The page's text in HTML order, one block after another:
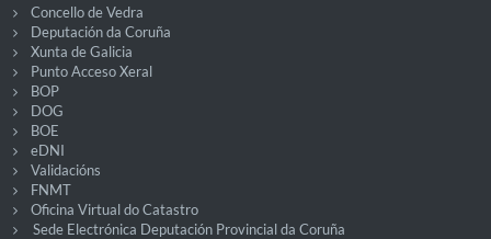
Concello de Vedra
Deputación da Coruña
Xunta de Galicia
Punto Acceso Xeral
BOP
DOG
BOE
eDNI
Validacións
FNMT
Oficina Virtual do Catastro
Sede Electrónica Deputación Provincial da Coruña